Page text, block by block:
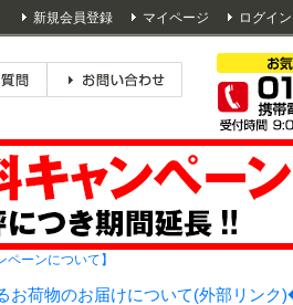
新規会員登録 マイページ ログイン
ペーンについて】
お荷物のお届けについて(外部リンク